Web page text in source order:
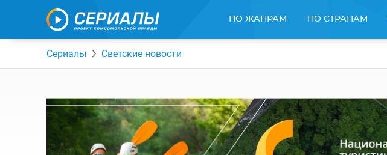
ПО ЖАНРАМ ПО СТРАНАМ
Сериалы Светские новости